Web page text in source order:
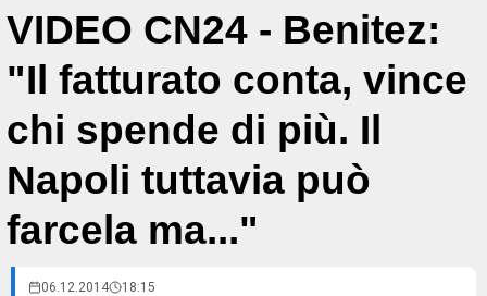
VIDEO CN24 - Benitez:
"Il fatturato conta, vince
chi spende di più. Il
Napoli tuttavia può
farcela ma..."
06.12.2014 18:15